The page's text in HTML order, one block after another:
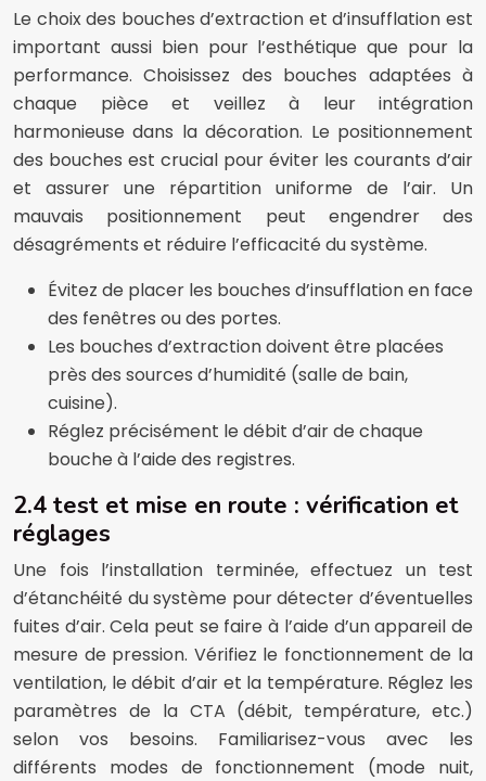
Le choix des bouches d’extraction et d’insufflation est
important aussi bien pour l’esthétique que pour la
performance. Choisissez des bouches adaptées à
chaque pièce et veillez à leur intégration
harmonieuse dans la décoration. Le positionnement
des bouches est crucial pour éviter les courants d’air
et assurer une répartition uniforme de l’air. Un
mauvais positionnement peut engendrer des
désagréments et réduire l’efficacité du système.
Évitez de placer les bouches d’insufflation en face
des fenêtres ou des portes.
Les bouches d’extraction doivent être placées
près des sources d’humidité (salle de bain,
cuisine).
Réglez précisément le débit d’air de chaque
bouche à l’aide des registres.
2.4 test et mise en route : vérification et
réglages
Une fois l’installation terminée, effectuez un test
d’étanchéité du système pour détecter d’éventuelles
fuites d’air. Cela peut se faire à l’aide d’un appareil de
mesure de pression. Vérifiez le fonctionnement de la
ventilation, le débit d’air et la température. Réglez les
paramètres de la CTA (débit, température, etc.)
selon vos besoins. Familiarisez-vous avec les
différents modes de fonctionnement (mode nuit,